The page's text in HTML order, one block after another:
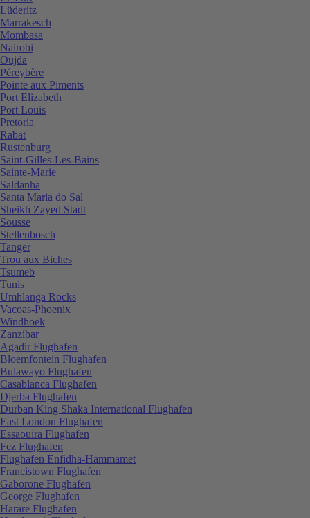
Lüderitz
Marrakesch
Mombasa
Nairobi
Oujda
Péreybère
Pointe aux Piments
Port Elizabeth
Port Louis
Pretoria
Rabat
Rustenburg
Saint-Gilles-Les-Bains
Sainte-Marie
Saldanha
Santa Maria do Sal
Sheikh Zayed Stadt
Sousse
Stellenbosch
Tanger
Trou aux Biches
Tsumeb
Tunis
Umhlanga Rocks
Vacoas-Phoenix
Windhoek
Zanzibar
Agadir Flughafen
Bloemfontein Flughafen
Bulawayo Flughafen
Casablanca Flughafen
Djerba Flughafen
Durban King Shaka International Flughafen
East London Flughafen
Essaouira Flughafen
Fez Flughafen
Flughafen Enfidha-Hammamet
Francistown Flughafen
Gaborone Flughafen
George Flughafen
Harare Flughafen